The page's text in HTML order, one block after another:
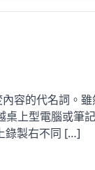
容的代名詞。
上型電腦或筆
錄製右不同 […]